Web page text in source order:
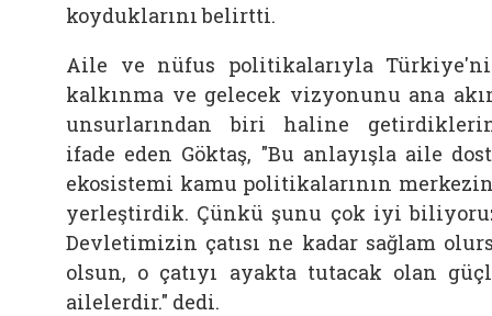
koyduklarını belirtti.
Aile ve nüfus politikalarıyla
kalkınma ve gelecek vizyonunu ana
unsurlarından biri haline
ifade eden Göktaş, "Bu anlayışla aile
ekosistemi kamu politikalarının
yerleştirdik. Çünkü şunu çok iyi
Devletimizin çatısı ne kadar sağlam
olsun, o çatıyı ayakta tutacak olan
ailelerdir." dedi.